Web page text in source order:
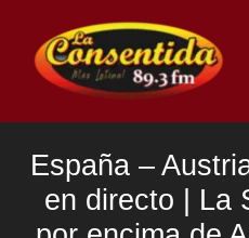
contenido
España –
en directo | La